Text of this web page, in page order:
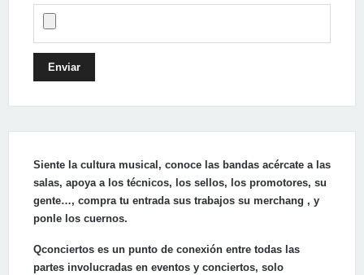
Enviar
Siente la cultura musical, conoce las bandas acércate a las
salas, apoya a los técnicos, los sellos, los promotores, su
gente…, compra tu entrada sus trabajos su merchang , y
ponle los cuernos.
Qconciertos es un punto de conexión entre todas las
partes involucradas en eventos y conciertos, solo